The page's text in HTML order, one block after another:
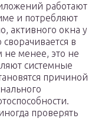
работают
и потребляют
активного окна у
в
не менее, это не
системные
причиной
проверять